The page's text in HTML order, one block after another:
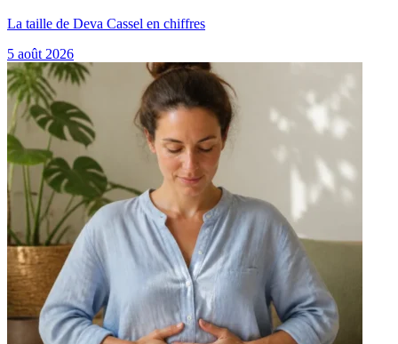
La taille de Deva Cassel en chiffres
5 août 2026